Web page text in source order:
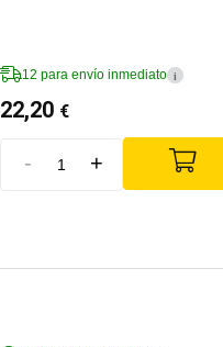
12 para envío inmediato i
22,20 €
- +